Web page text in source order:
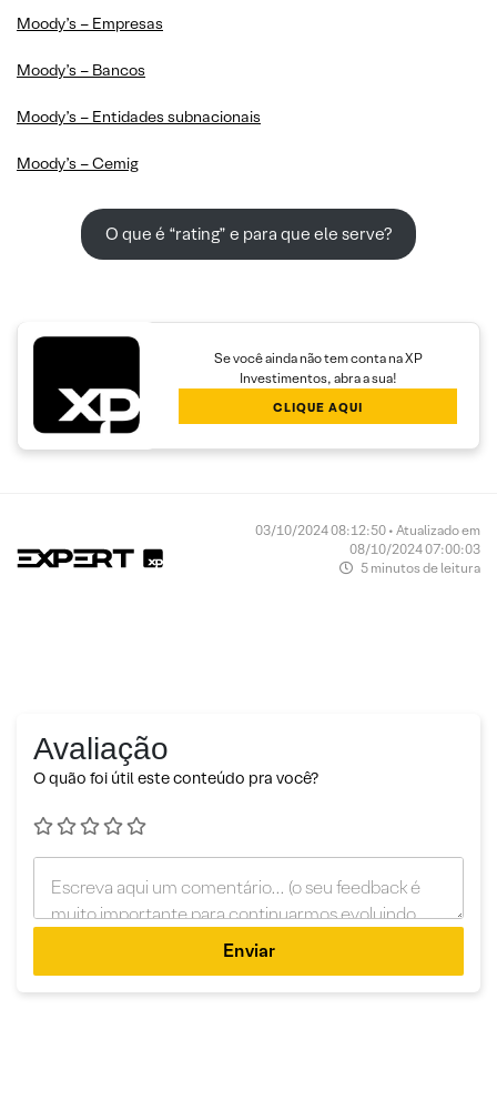
Moody’s – Empresas
Moody’s – Bancos
Moody’s – Entidades subnacionais
Moody’s – Cemig
O que é “rating” e para que ele serve?
Se você ainda não tem conta na XP
Investimentos, abra a sua!
CLIQUE AQUI
03/10/2024 08:12:50 • Atualizado em
08/10/2024 07:00:03
5 minutos de leitura
Avaliação
O quão foi útil este conteúdo pra você?
Enviar